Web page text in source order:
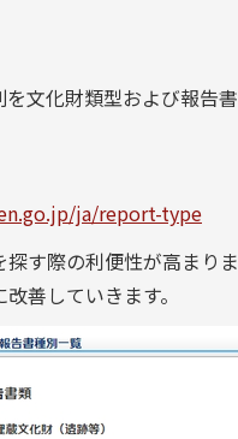
文化財類型および報告
ja/report-type
す際の利便性が高まりま
善していきます。